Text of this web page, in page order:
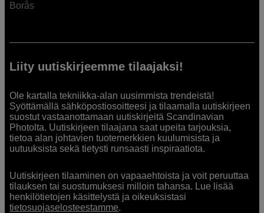
Borås
Liity uutiskirjeemme tilaajaksi!
Ole kartalla tekniikka-alan uusimmista trendeistä!
Syöttämällä sähköpostiosoitteesi ja tilaamalla uutiskirjeen
suostut vastaanottamaan uutiskirjeitä Scandinavian
Photolta. Uutiskirjeen tilaajana saat upeita tarjouksia,
tietoa alan johtavien tuotemerkkien kuulumisista ja
uutuuksista sekä tietysti runsaasti inspiraatiota.
Uutiskirjeen tilaaminen on vapaaehtoista ja voit peruuttaa
tilauksen tai suostumuksesi milloin tahansa. Lue lisää
henkilötietojen käsittelystä ja oikeuksistasi
tietosuojaselosteestamme.